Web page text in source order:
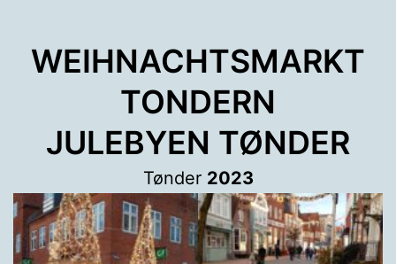
WEIHNACHTSMARKT
TONDERN
JULEBYEN TØNDER
Tønder 2023